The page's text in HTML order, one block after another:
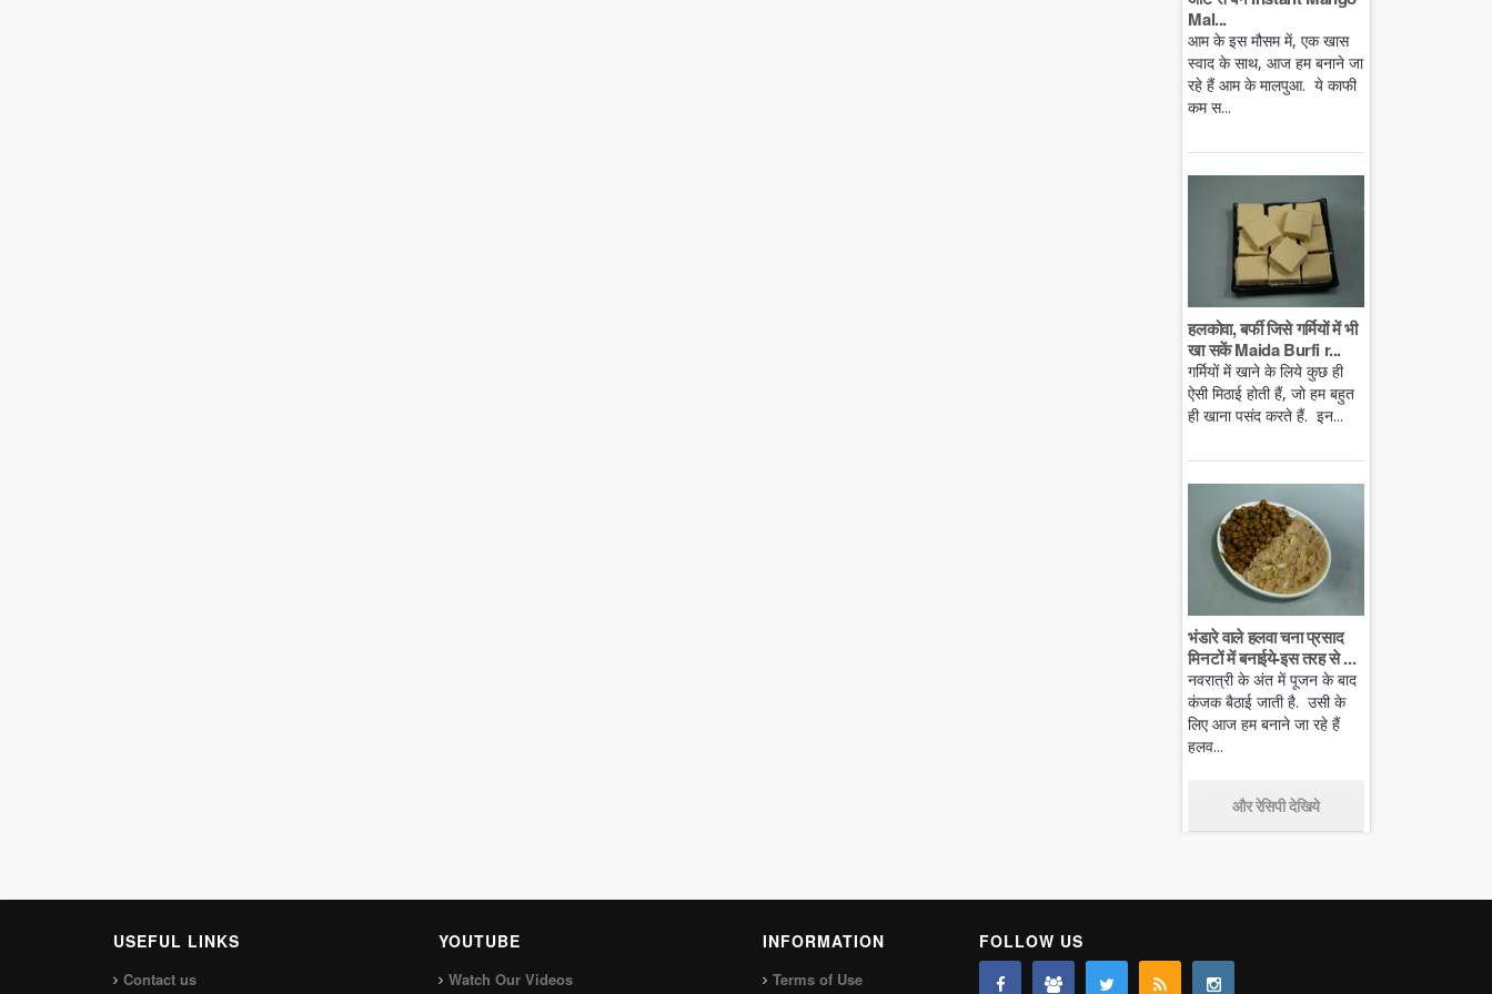
Mal...
आम के इस मौसम में, एक खास
स्वाद के साथ, आज हम बनाने जा
रहे हैं आम के मालपुआ. ये काफी
कम स...
हलकोवा, बर्फी जिसे गर्मियों में भी
खा सकें Maida Burfi r...
गर्मियों में खाने के लिये कुछ ही
ऐसी मिठाई होती हैं, जो हम बहुत
ही खाना पसंद करते हैं. इन...
भंडारे वाले हलवा चना प्रसाद
मिनटों में बनाईये-इस तरह से ...
नवरात्री के अंत में पूजन के बाद
कंजक बैठाई जाती है. उसी के
लिए आज हम बनाने जा रहे हैं
हलव...
और रेसिपी देखिये
USEFUL LINKS
Contact us
YOUTUBE
Watch Our Videos
INFORMATION
Terms of Use
FOLLOW US